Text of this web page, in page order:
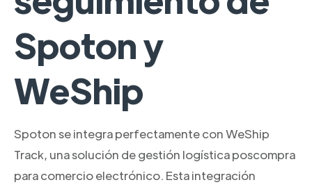
Spoton y
WeShip
Spoton se integra perfectamente con WeShip
Track, una solución de gestión logística poscompra
para comercio electrónico. Esta integración